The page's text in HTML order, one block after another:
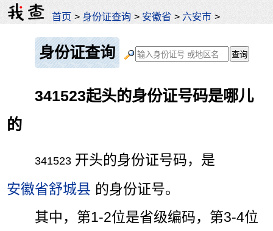
首页 > 身份证查询 > 安徽省 > 六安市 >
身份证查询
341523起头的身份证号码是哪儿
的
341523 开头的身份证号码，是
安徽省舒城县 的身份证号。
其中，第1-2位是省级编码，第3-4位